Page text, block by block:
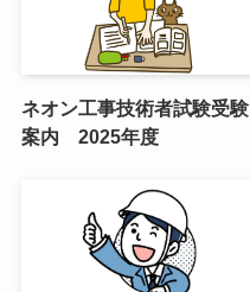
ネオン工事技術者試験受験
案内 2025年度